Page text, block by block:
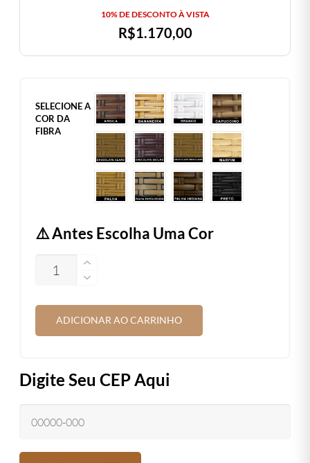
10% DE DESCONTO À VISTA
R$1.170,00
SELECIONE A
COR DA
FIBRA
⚠️ Antes Escolha Uma Cor
QUANTIDADE
ADICIONAR AO CARRINHO
Digite Seu CEP Aqui